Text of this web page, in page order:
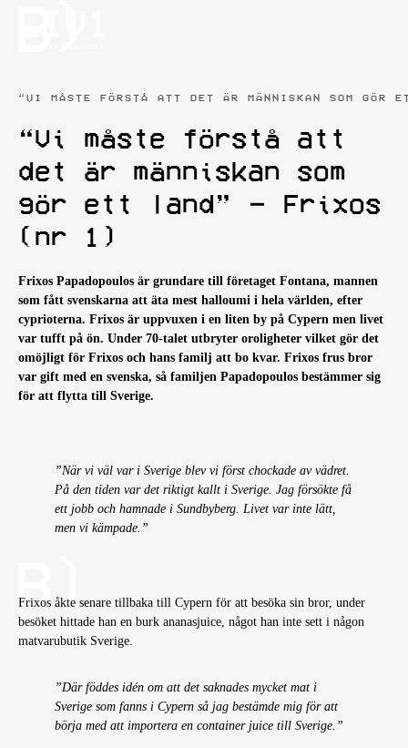
“VI MÅSTE FÖRSTÅ ATT DET ÄR MÄNNISKAN SOM
“Vi måste förstå att
det är människan som
gör ett land” – Frixos
(nr 1)
Frixos Papadopoulos är grundare till företaget Fontana, mannen
som fått svenskarna att äta mest halloumi i hela världen, efter
cyprioterna. Frixos är uppvuxen i en liten by på Cypern men livet
var tufft på ön. Under 70-talet utbryter oroligheter vilket gör det
omöjligt för Frixos och hans familj att bo kvar. Frixos frus bror
var gift med en svenska, så familjen Papadopoulos bestämmer sig
för att flytta till Sverige.
”När vi väl var i Sverige blev vi först chockade av vädret.
På den tiden var det riktigt kallt i Sverige. Jag försökte få
ett jobb och hamnade i Sundbyberg. Livet var inte lätt,
men vi kämpade.”
Frixos åkte senare tillbaka till Cypern för att besöka sin bror, under
besöket hittade han en burk ananasjuice, något han inte sett i någon
matvarubutik Sverige.
”Där föddes idén om att det saknades mycket mat i
Sverige som fanns i Cypern så jag bestämde mig för att
börja med att importera en container juice till Sverige.”